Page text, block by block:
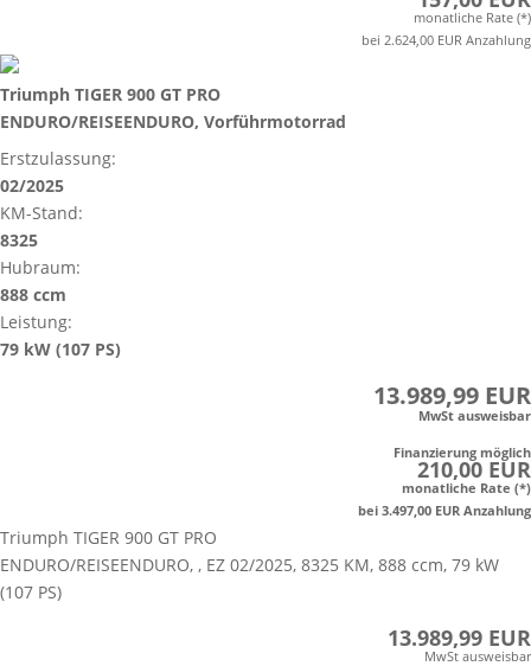
monatliche Rate (*)
bei 2.624,00 EUR Anzahlung
Triumph TIGER 900 GT PRO
ENDURO/REISEENDURO, Vorführmotorrad
Erstzulassung:
02/2025
KM-Stand:
8325
Hubraum:
888 ccm
Leistung:
79 kW (107 PS)
13.989,99 EUR
MwSt ausweisbar
Finanzierung möglich
210,00 EUR
monatliche Rate (*)
bei 3.497,00 EUR Anzahlung
Triumph TIGER 900 GT PRO
ENDURO/REISEENDURO, , EZ 02/2025, 8325 KM, 888 ccm, 79 kW
(107 PS)
13.989,99 EUR
MwSt ausweisbar